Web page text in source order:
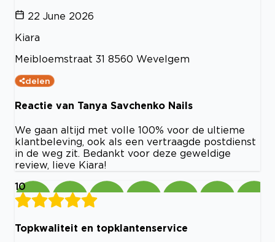
22 June 2026
Kiara
Meibloemstraat 31 8560 Wevelgem
delen
Reactie van Tanya Savchenko Nails
We gaan altijd met volle 100% voor de ultieme
klantbeleving, ook als een vertraagde postdienst
in de weg zit. Bedankt voor deze geweldige
review, lieve Kiara!
10
Topkwaliteit en topklantenservice